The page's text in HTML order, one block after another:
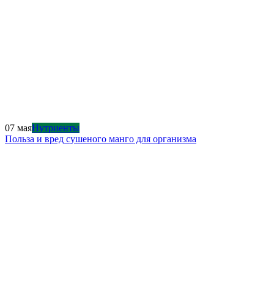
07 маяНутриенты
Польза и вред сушеного манго для организма